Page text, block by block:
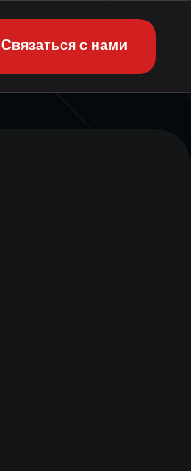
Связаться с нами